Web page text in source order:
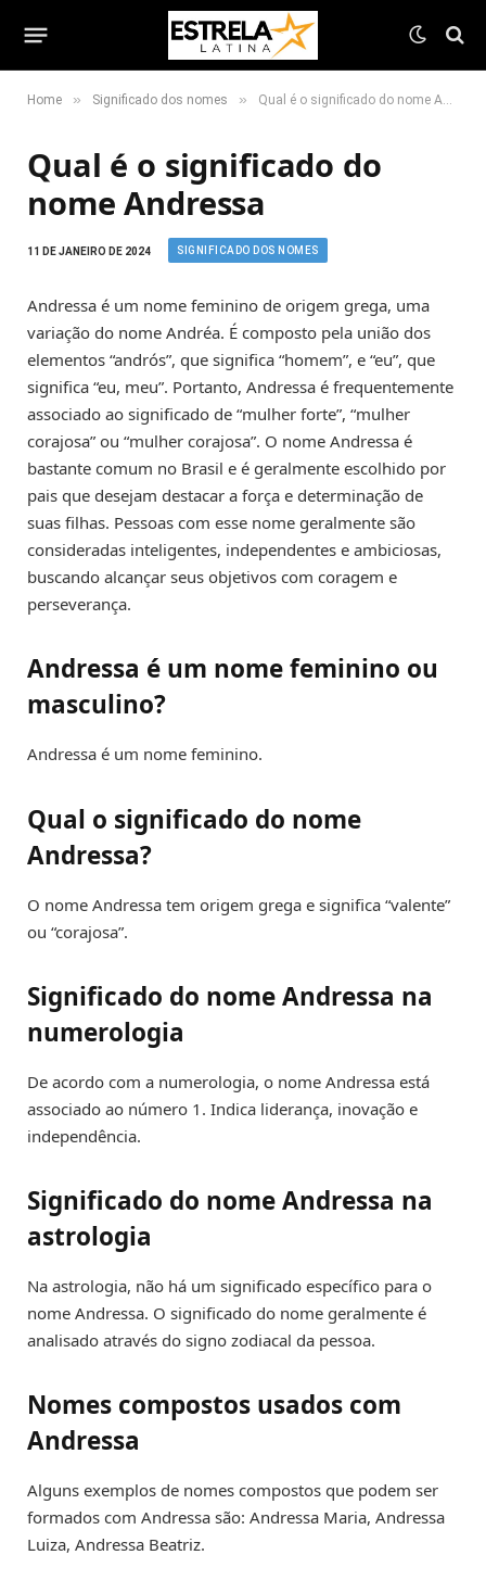
Home » Significado dos nomes » Qual é o significado do nome Andressa
Qual é o significado do
nome Andressa
11 DE JANEIRO DE 2024 SIGNIFICADO DOS NOMES
Andressa é um nome feminino de origem grega, uma
variação do nome Andréa. É composto pela união dos
elementos “andrós”, que significa “homem”, e “eu”, que
significa “eu, meu”. Portanto, Andressa é frequentemente
associado ao significado de “mulher forte”, “mulher
corajosa” ou “mulher corajosa”. O nome Andressa é
bastante comum no Brasil e é geralmente escolhido por
pais que desejam destacar a força e determinação de
suas filhas. Pessoas com esse nome geralmente são
consideradas inteligentes, independentes e ambiciosas,
buscando alcançar seus objetivos com coragem e
perseverança.
Andressa é um nome feminino ou
masculino?
Andressa é um nome feminino.
Qual o significado do nome
Andressa?
O nome Andressa tem origem grega e significa “valente”
ou “corajosa”.
Significado do nome Andressa na
numerologia
De acordo com a numerologia, o nome Andressa está
associado ao número 1. Indica liderança, inovação e
independência.
Significado do nome Andressa na
astrologia
Na astrologia, não há um significado específico para o
nome Andressa. O significado do nome geralmente é
analisado através do signo zodiacal da pessoa.
Nomes compostos usados com
Andressa
Alguns exemplos de nomes compostos que podem ser
formados com Andressa são: Andressa Maria, Andressa
Luiza, Andressa Beatriz.